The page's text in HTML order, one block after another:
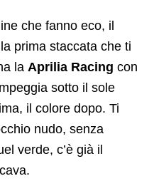
che fanno eco, il
prima staccata che ti
la Aprilia Racing con
sotto il sole
il colore dopo. Ti
nudo, senza
verde, c’è già il